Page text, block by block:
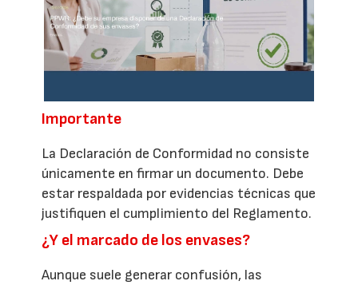
Importante
La Declaración de Conformidad no consiste
únicamente en firmar un documento. Debe
estar respaldada por evidencias técnicas que
justifiquen el cumplimiento del Reglamento.
¿Y el marcado de los envases?
Aunque suele generar confusión, las